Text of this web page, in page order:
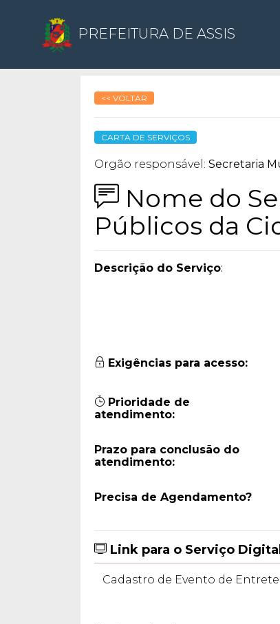
PREFEITURA DE ASSIS
<< VOLTAR
CARTA DE SERVIÇOS
Orgão responsável: Secretaria
Nome do
Públicos da
Descrição do Serviço:
Exigências para acesso:
Prioridade de
atendimento:
Prazo para conclusão do
atendimento:
Precisa de Agendamento?
Link para o Serviço
Cadastro de Evento de